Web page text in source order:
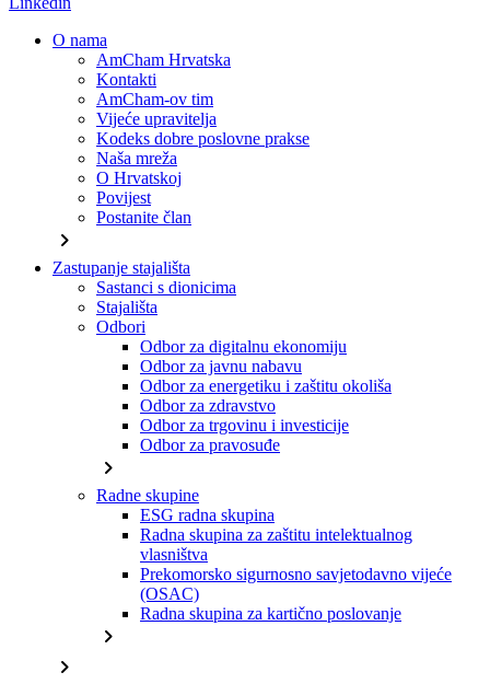
O nama
AmCham Hrvatska
Kontakti
AmCham-ov tim
Vijeće upravitelja
Kodeks dobre poslovne prakse
Naša mreža
O Hrvatskoj
Povijest
Postanite član
chevron_right
Zastupanje stajališta
Sastanci s dionicima
Stajališta
Odbori
Odbor za digitalnu ekonomiju
Odbor za javnu nabavu
Odbor za energetiku i zaštitu okoliša
Odbor za zdravstvo
Odbor za trgovinu i investicije
Odbor za pravosuđe
chevron_right
Radne skupine
ESG radna skupina
Radna skupina za zaštitu intelektualnog
vlasništva
Prekomorsko sigurnosno savjetodavno vijeće
(OSAC)
Radna skupina za kartično poslovanje
chevron_right
chevron_right